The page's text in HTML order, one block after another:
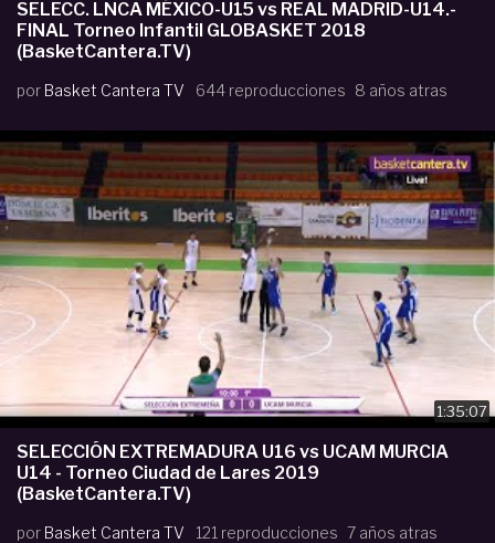
SELECC. LNCA MÉXICO-U15 vs REAL MADRID-U14.-
FINAL Torneo Infantil GLOBASKET 2018
(BasketCantera.TV)
por Basket Cantera TV 644 reproducciones 8 años atras
1:35:07
SELECCIÓN EXTREMADURA U16 vs UCAM MURCIA
U14 - Torneo Ciudad de Lares 2019
(BasketCantera.TV)
por Basket Cantera TV 121 reproducciones 7 años atras